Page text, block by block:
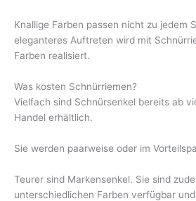
Knallige Farben passen nicht zu jedem
eleganteres Auftreten wird mit
Farben realisiert.
Was kosten Schnürriemen?
Vielfach sind Schnürsenkel bereits ab
Handel erhältlich.
Sie werden paarweise oder im
Teurer sind Markensenkel. Sie sind
unterschiedlichen Farben verfügbar